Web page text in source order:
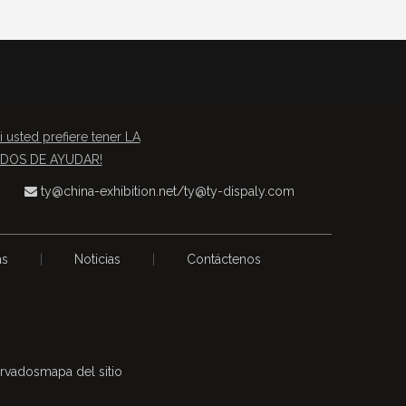
usted prefiere tener LA
DE AYUDAR!
 ty@china-exhibition.net/ty@ty-dispaly.com
Noticias Contáctenos
mapa del sitio